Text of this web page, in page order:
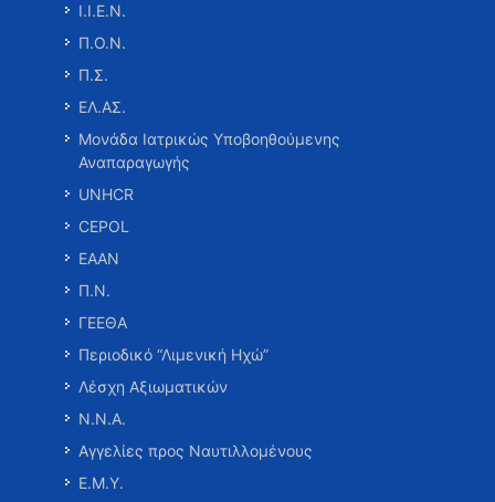
Ι.Ι.Ε.Ν.
Π.Ο.Ν.
Π.Σ.
ΕΛ.ΑΣ.
Μονάδα Ιατρικώς Υποβοηθούμενης
Αναπαραγωγής
UNHCR
CEPOL
ΕΑΑΝ
Π.Ν.
ΓΕΕΘΑ
Περιοδικό “Λιμενική Ηχώ”
Λέσχη Αξιωματικών
Ν.Ν.Α.
Αγγελίες προς Ναυτιλλομένους
Ε.Μ.Υ.